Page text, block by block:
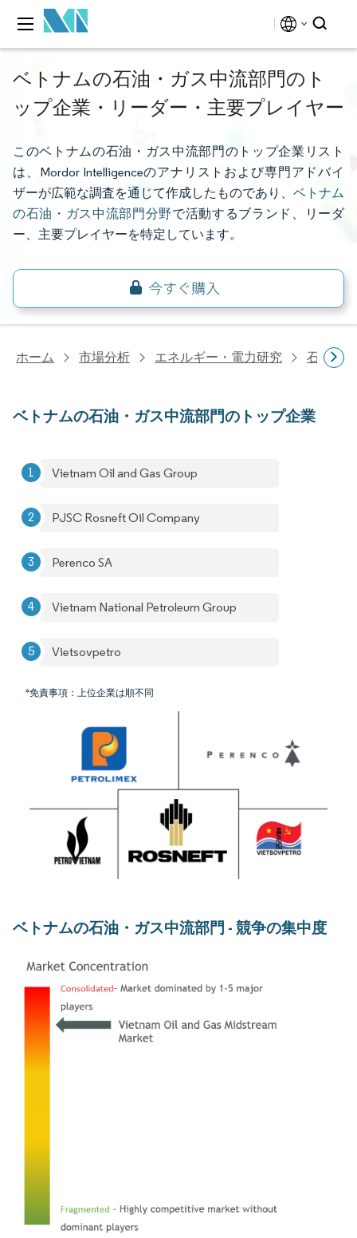
ベトナムの石油・ガス中流部門のト
ップ企業・リーダー・主要プレイヤー
このベトナムの石油・ガス中流部門のトップ企業リスト
は、Mordor Intelligenceのアナリストおよび専門アドバイ
ザーが広範な調査を通じて作成したものであり、 ベトナム
の石油・ガス中流部門分野で活動するブランド、リーダ
ー、主要プレイヤーを特定しています。
ホーム 市場分析 エネルギー・電力研究 石油・
ベトナムの石油・ガス中流部門のトップ企業
Vietnam Oil and Gas Group
PJSC Rosneft Oil Company
Perenco SA
Vietnam National Petroleum Group
Vietsovpetro
*免責事項：上位企業は順不同
ベトナムの石油・ガス中流部門 - 競争の集中度